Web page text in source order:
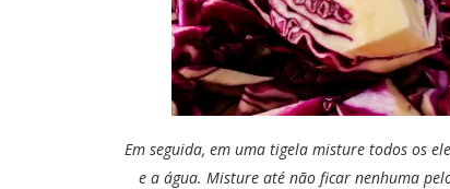
Em seguida, em uma tigela misture todos os
e a água. Misture até não ficar nenhuma